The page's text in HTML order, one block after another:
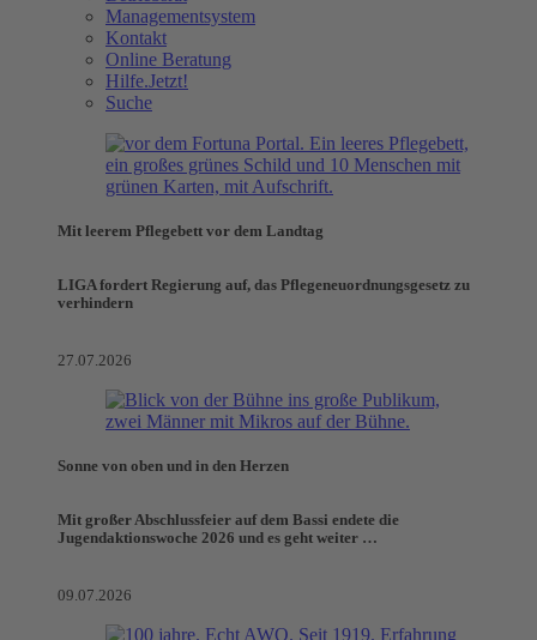
Managementsystem
Kontakt
Online Beratung
Hilfe.Jetzt!
Suche
Mit leerem Pflegebett vor dem Landtag
LIGA fordert Regierung auf, das Pflegeneuordnungsgesetz zu
verhindern
27.07.2026
Sonne von oben und in den Herzen
Mit großer Abschlussfeier auf dem Bassi endete die
Jugendaktionswoche 2026 und es geht weiter …
09.07.2026